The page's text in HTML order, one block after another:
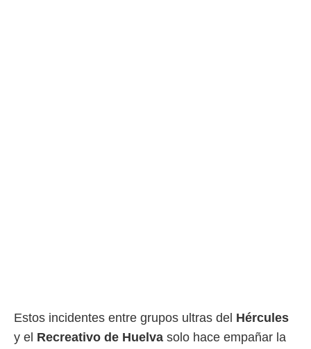
Estos incidentes entre grupos ultras del Hércules
y el Recreativo de Huelva solo hace empañar la